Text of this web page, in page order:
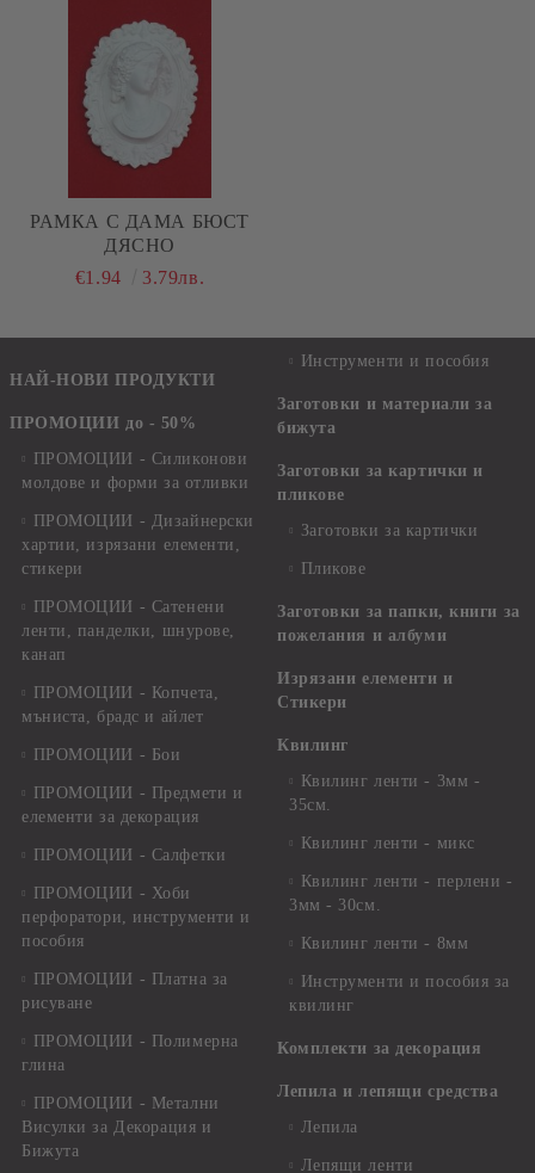
РАМКА С ДАМА БЮСТ
ДЯСНО
€1.94
3.79лв.
НАЙ-НОВИ ПРОДУКТИ
ПРОМОЦИИ до - 50%
ПРОМОЦИИ - Силиконови
молдове и форми за отливки
ПРОМОЦИИ - Дизайнерски
хартии, изрязани елементи,
стикери
ПРОМОЦИИ - Сатенени
ленти, панделки, шнурове,
канап
ПРОМОЦИИ - Копчета,
мъниста, брадс и айлет
ПРОМОЦИИ - Бои
ПРОМОЦИИ - Предмети и
елементи за декорация
ПРОМОЦИИ - Салфетки
ПРОМОЦИИ - Хоби
перфоратори, инструменти и
пособия
ПРОМОЦИИ - Платна за
рисуване
ПРОМОЦИИ - Полимерна
глина
ПРОМОЦИИ - Метални
Висулки за Декорация и
Бижута
Инструменти и пособия
Заготовки и материали за
бижута
Заготовки за картички и
пликове
Заготовки за картички
Пликове
Заготовки за папки, книги за
пожелания и албуми
Изрязани елементи и
Стикери
Квилинг
Квилинг ленти - 3мм -
35см.
Квилинг ленти - микс
Квилинг ленти - перлени -
3мм - 30см.
Квилинг ленти - 8мм
Инструменти и пособия за
квилинг
Комплекти за декорация
Лепила и лепящи средства
Лепила
Лепящи ленти